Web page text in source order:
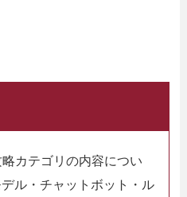
カテゴリの内容につい
ル・チャットボット・ル